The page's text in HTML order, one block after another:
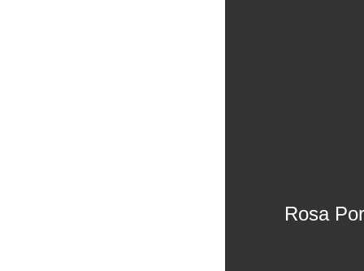
Rosa